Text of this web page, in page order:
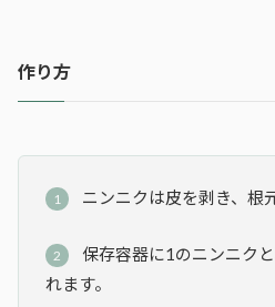
作り方
ニンニクは皮を剥き、根
保存容器に1のニンニク
れます。